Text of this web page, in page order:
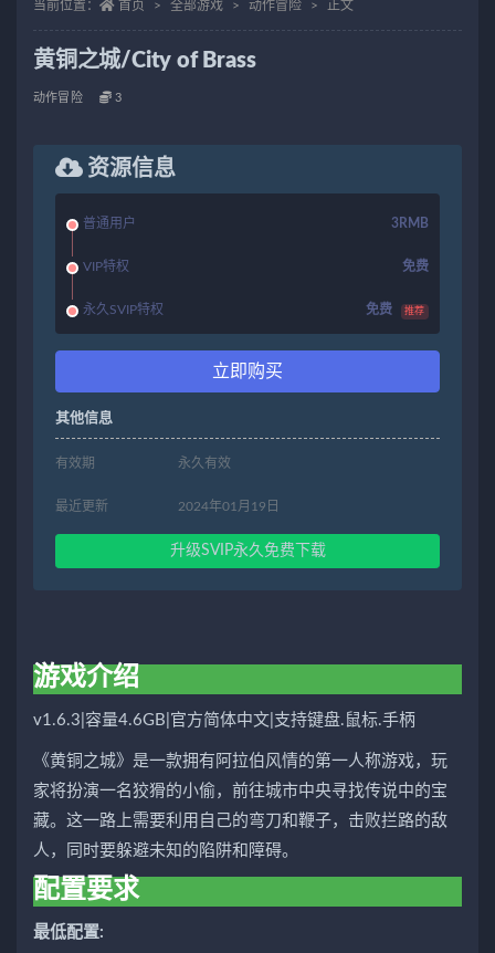
当前位置： 首页 全部游戏 动作冒险 正文
黄铜之城/City of Brass
动作冒险 3
资源信息
普通用户 3RMB
VIP特权 免费
永久SVIP特权 免费 推荐
立即购买
其他信息
有效期 永久有效
最近更新 2024年01月19日
升级SVIP永久免费下载
游戏介绍
v1.6.3|容量4.6GB|官方简体中文|支持键盘.鼠标.手柄
《黄铜之城》是一款拥有阿拉伯风情的第一人称游戏，玩
家将扮演一名狡猾的小偷，前往城市中央寻找传说中的宝
藏。这一路上需要利用自己的弯刀和鞭子，击败拦路的敌
人，同时要躲避未知的陷阱和障碍。
配置要求
最低配置: